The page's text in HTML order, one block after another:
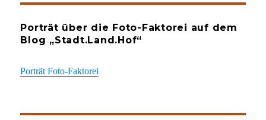
Porträt über die Foto-Faktorei auf dem
Blog „Stadt.Land.Hof“
Porträt Foto-Faktorei